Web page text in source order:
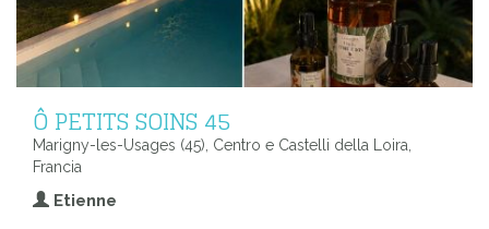
Ô PETITS SOINS 45
Marigny-les-Usages (45), Centro e Castelli della Loira,
Francia
Etienne